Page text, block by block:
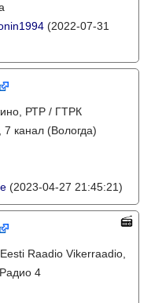
(2022-07-31
РТР / ГТРК
7 канал (Вологда)
(2023-04-27 21:45:21)
Raadio Vikerraadio,
4